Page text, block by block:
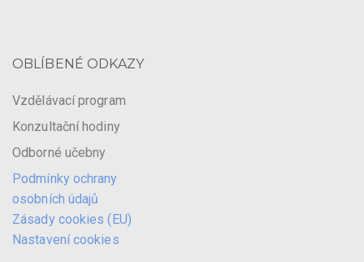
OBLÍBENÉ ODKAZY
Vzdělávací program
Konzultační hodiny
Odborné učebny
Podmínky ochrany
osobních údajů
Zásady cookies (EU)
Nastavení cookies